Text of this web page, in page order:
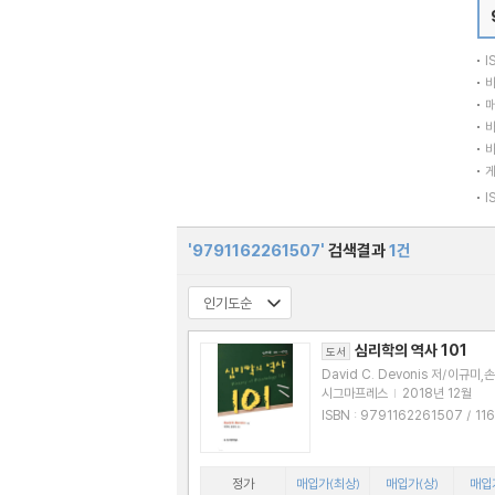
'9791162261507' 검색결과1건
도서 심리학의 역사 101
David C. Devonis 저/이규미,손
역
시그마프레스 | 2018년 12월
ISBN : 9791162261507 / 11622615
정가 매입가(최상) 매입가(상) 매